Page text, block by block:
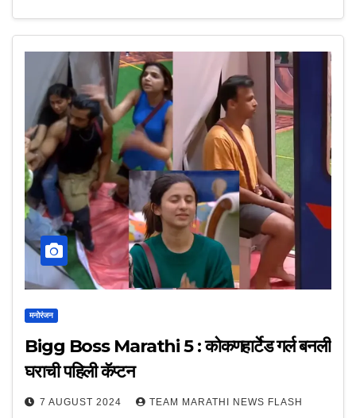
मनोरंजन
Bigg Boss Marathi 5 : कोकणहार्टेड गर्ल बनली
घराची पहिली कॅप्टन
7 AUGUST 2024 TEAM MARATHI NEWS FLASH